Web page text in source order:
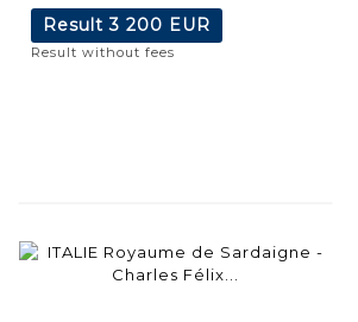
Result3 200 EUR
Result without fees